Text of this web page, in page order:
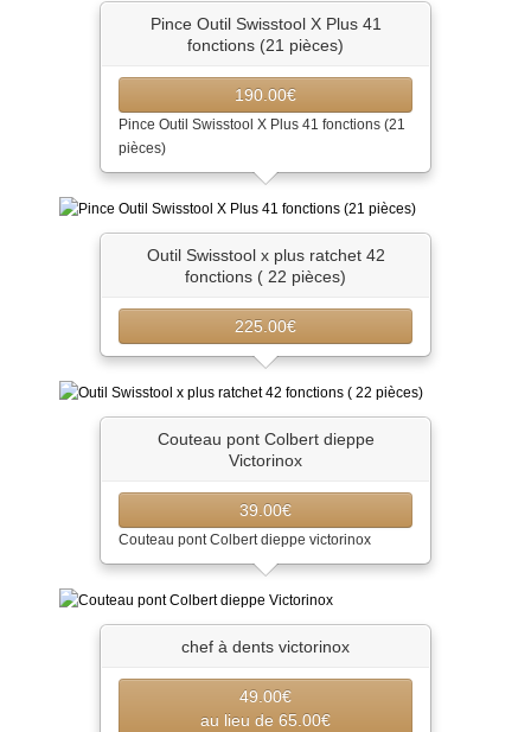
Pince Outil Swisstool X Plus 41
fonctions (21 pièces)
190.00€
Pince Outil Swisstool X Plus 41 fonctions (21
pièces)
Outil Swisstool x plus ratchet 42
fonctions ( 22 pièces)
225.00€
Couteau pont Colbert dieppe
Victorinox
39.00€
Couteau pont Colbert dieppe victorinox
chef à dents victorinox
49.00€
au lieu de 65.00€